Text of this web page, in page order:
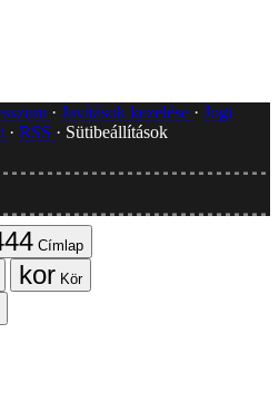
Javítások kezelése
Jogi
RSS
Sütibeállítások
Címlap
Kör